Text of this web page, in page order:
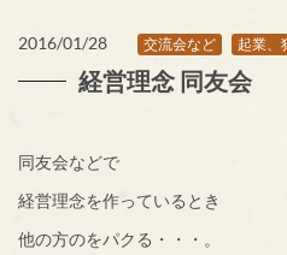
2016/01/28 交流会など 起業、
経営理念 同友会
同友会などで
経営理念を作っているとき
他の方のをパクる・・・。